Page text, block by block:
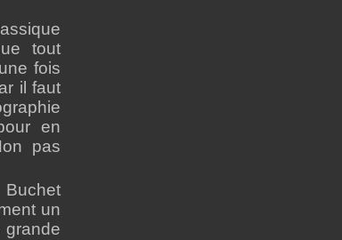
tout
fois
il faut
en
pas
un
grande